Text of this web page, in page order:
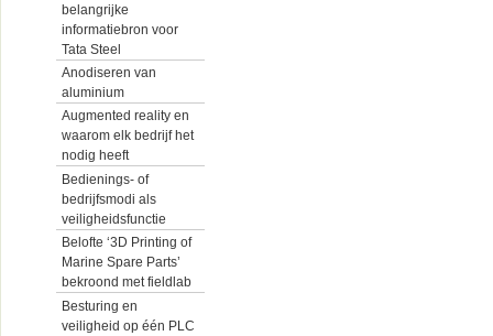
belangrijke
informatiebron voor
Tata Steel
Anodiseren van
aluminium
Augmented reality en
waarom elk bedrijf het
nodig heeft
Bedienings- of
bedrijfsmodi als
veiligheidsfunctie
Belofte ‘3D Printing of
Marine Spare Parts’
bekroond met fieldlab
Besturing en
veiligheid op één PLC